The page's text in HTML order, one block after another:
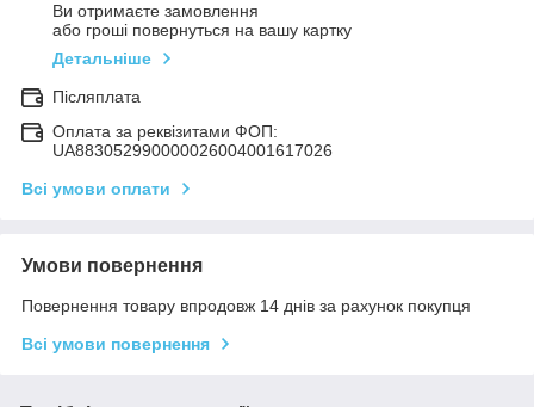
Ви отримаєте замовлення
або гроші повернуться на вашу картку
Детальніше
Післяплата
Оплата за реквізитами ФОП:
UA883052990000026004001617026
Всі умови оплати
Умови повернення
Повернення товару впродовж 14 днів за рахунок покупця
Всі умови повернення